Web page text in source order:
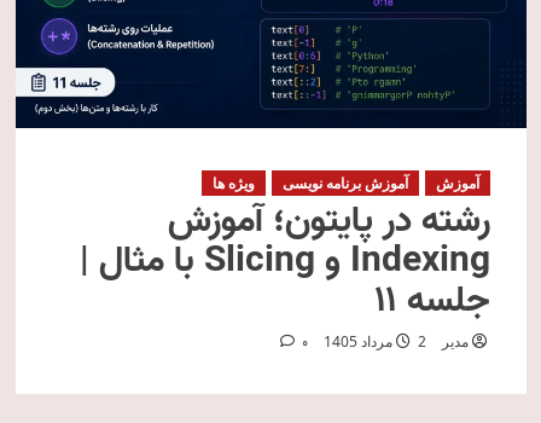
آموزش آموزش برنامه نویسی ویژه ها
رشته در پایتون؛ آموزش
Indexing و Slicing با مثال |
جلسه ۱۱
مدیر 2 مرداد 1405 0